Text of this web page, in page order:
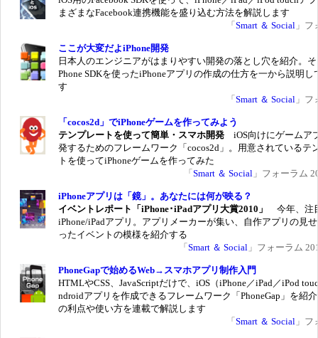
まざまなFacebook連携機能を盛り込む方法を解説します
「 Smart ＆ Social 」フ
ここが大変だよiPhone開発
日本人のエンジニアがはまりやすい開発の落とし穴を紹介。
Phone SDKを使ったiPhoneアプリの作成の仕方を一から説明し
す
「 Smart ＆ Social 」フ
「cocos2d」でiPhoneゲームを作ってみよう
テンプレートを使って簡単・スマホ開発 iOS向けにゲームア
発するためのフレームワーク「cocos2d」。用意されているテ
トを使ってiPhoneゲームを作ってみた
「 Smart ＆ Social 」フォーラム
iPhoneアプリは「鏡」。あなたには何が映る？
イベントレポート「iPhone･iPadアプリ大賞2010」 今年、注
iPhone/iPadアプリ。アプリメーカーが集い、自作アプリの見
ったイベントの模様を紹介する
「 Smart ＆ Social 」フォーラム
PhoneGapで始めるWeb→スマホアプリ制作入門
HTMLやCSS、JavaScriptだけで、iOS（iPhone／iPad／iPod
ndroidアプリを作成できるフレームワーク「PhoneGap」を紹
の利点や使い方を連載で解説します
「 Smart ＆ Social 」フ